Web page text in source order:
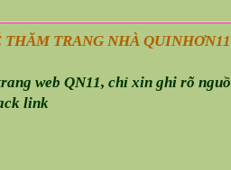
THĂM TRANG NHÀ QUINHƠN
web QN11, chỉ xin ghi rõ
link